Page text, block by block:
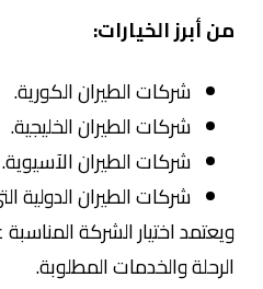
من أبرز الخيارات:
شركات الطيران الكورية.
شركات الطيران الخليجية.
شركات الطيران الآسيوية.
شركات الطيران الدولية
ويعتمد اختيار الشركة
الرحلة والخدمات المطلوبة.